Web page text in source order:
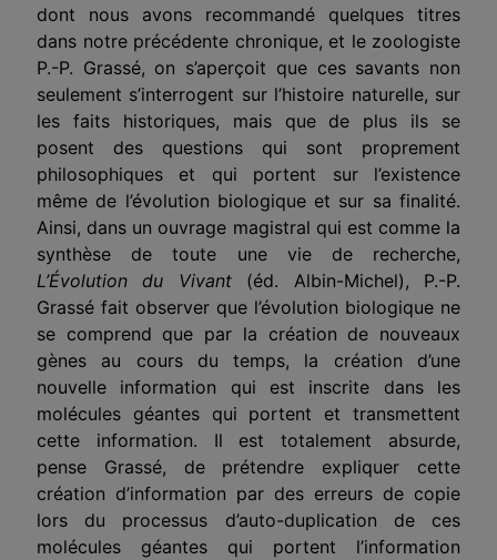
dont nous avons recommandé quelques titres
dans notre précédente chronique, et le zoologiste
P.-P. Grassé, on s’aperçoit que ces savants non
seulement s’interrogent sur l’histoire naturelle, sur
les faits historiques, mais que de plus ils se
posent des questions qui sont proprement
philosophiques et qui portent sur l’existence
même de l’évolution biologique et sur sa finalité.
Ainsi, dans un ouvrage magistral qui est comme la
synthèse de toute une vie de recherche,
L’Évolution du Vivant(éd. Albin-Michel), P.-P.
Grassé fait observer que l’évolution biologique ne
se comprend que par la création de nouveaux
gènes au cours du temps, la création d’une
nouvelle information qui est inscrite dans les
molécules géantes qui portent et transmettent
cette information. Il est totalement absurde,
pense Grassé, de prétendre expliquer cette
création d’information par des erreurs de copie
lors du processus d’auto-duplication de ces
molécules géantes qui portent l’information